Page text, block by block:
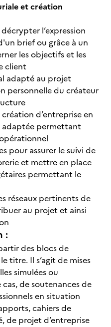
et création
l’expression
brief ou grâce à un
les objectifs et les
client
adapté au projet
personnelle du créateur
d’entreprise en
permettant
pour assurer le suivi de
et mettre en place
permettant le
réseaux pertinents de
au projet et ainsi
:
des blocs de
titre. Il s’agit de mises
simulées ou
de soutenances de
en situation
cahiers de
de projet d’entreprise